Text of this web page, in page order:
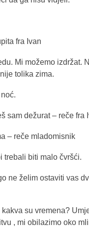
fra Ivan
Mi možemo izdržat.
tolika zima.
sam dežurat – reče fra
– reče mladomisnik
trebali biti malo čvršći.
ne želim ostaviti vas
su vremena?
, mi obilazimo oko